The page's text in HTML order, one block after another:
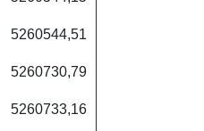
5260544,51
5260730,79
5260733,16